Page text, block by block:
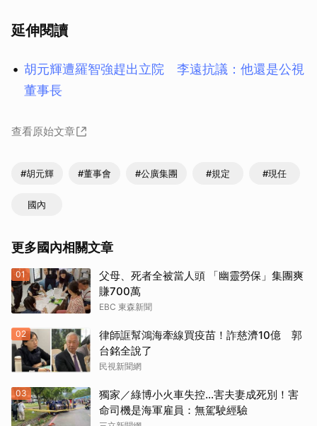
延伸閱讀
胡元輝遭羅智強趕出立院 李遠抗議：他還是公視
董事長
查看原始文章
#胡元輝 #董事會 #公廣集團 #規定 #現任
國內
更多國內相關文章
01
父母、死者全被當人頭 「幽靈勞保」集團爽
賺700萬
EBC 東森新聞
02
律師誆幫鴻海牽線買疫苗！詐慈濟10億 郭
台銘全說了
民視新聞網
03
獨家／綠博小火車失控…害夫妻成死別！害
命司機是海軍雇員：無駕駛經驗